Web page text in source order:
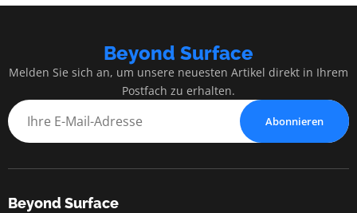
Beyond Surface
Melden Sie sich an, um unsere neuesten Artikel direkt in Ihrem
Postfach zu erhalten.
Abonnieren
Beyond Surface